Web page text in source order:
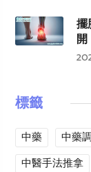
標籤
中藥 中藥
中醫手法推拿